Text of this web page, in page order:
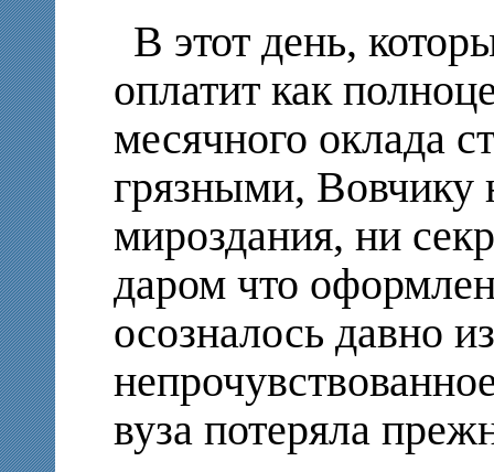
В этот день,
оплатит как
месячного оклада
грязными, Вовчику
мироздания, ни
даром что
осозналось давно
вуза потеряла